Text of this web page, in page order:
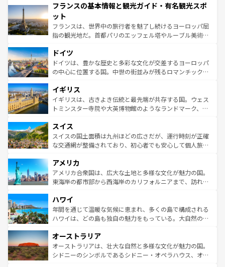
ませてくれるイタリアで、忘れられない旅をしてみよう！
なお、新着のイタリア情報は
しい。
文化が根付くこの国では、情熱的なフラメンコ、熱気あふ
れる闘牛、そして美味しいタパスが生活の一部となってい
る。首都マドリードの洗練された雰囲気や、バルセロナの
アートに溢れた街角から、地方では古代ローマ遺跡や中世
せる。地方によって風土や気候が異なるスペインはその個
性で訪れる人を魅了する。 なお、新着のスペイン情報は コ
ンテンツ一覧を参照してほしい。
フランスの基本情報と観光ガイド・有名観光スポ
ット
フランスは、世界中の旅行者を魅了し続けるヨーロッパ屈
指の観光地だ。首都パリのエッフェル塔やルーブル美術館
で、幅広い魅力が詰まっている。華麗な宮殿、歴史的な大
聖堂、美しいビーチ、そして豊かな自然が、訪れる者を心
から魅了する。また、フランスは美食の国としても知ら
いる。シャンパンの発祥地であるランス、プロヴァンスの
香り高いラベンダー畑など、多彩な楽しみ方が可能だ。さ
らに、パリ以外の地域にも魅力が溢れており、どの街角に
れる地方に足を運ぶとそれぞれで全く異なる文化を体験で
きるだろう。 なお、新着のフランス情報はコンテンツ一覧
を参照してほしい。
ドイツ
ドイツは、豊かな歴史と多彩な文化が交差するヨーロッパ
の中心に位置する国。中世の街並みが残るロマンチック街
顔を持つこの国は、どこを歩いても飽きることがない。ベ
ルリンの文化的活気、バイエルン州のアルプスの絶景、そ
してライン川沿いのワイン畑といった風景は必見。ビール
は、お酒好きな人にはぜひ体験してほしい。 なお、新着の
ドイツ情報はコンテンツ一覧を参照してほしい。
イギリス
イギリスは、古きよき伝統と最先端が共存する国。ウェス
トミンスター寺院や大英博物館のようなランドマーク、歴
リアごとに異なる魅力がある。また、優雅なアフタヌーン
ティー、ビール好きにはたまらない英国パブ、サッカー観
戦など、本場だからこそできる体験も豊富。イギリスを旅
ンツ一覧を参照してほしい。
スイス
スイスの国土面積は九州ほどの広さだが、運行時刻が正確
な交通網が整備されており、初心者でも安心して個人旅行
の建物がそのまま残る町や、スイスならではのユニークな
博物館もあり、アルプス観光だけでなく町歩きも満喫する
ことができる。国民の所得が高いため物価も高いが、旅行
ば市内交通費無料で観光を楽しむこともできる。 なお、新
着のスイス情報はコンテンツ一覧 を参照してほしい。
アメリカ
アメリカ合衆国は、広大な土地と多様な文化が魅力の国。
東海岸の都市部から西海岸のカリフォルニアまで、訪れる
のような巨大都市は、観光、ショッピング、エンターテイ
ンメントが詰まった刺激的なスポットだ。一方、アメリカ
西部には大自然が広がり、グランドキャニオンやイエロー
部のニューオーリンズでは、音楽と美食が融合した独特の
文化が魅力。旅行者はアメリカの各地域で異なる魅力を楽
しみながら、その多様性と豊かな歴史を感じることができ
ハワイ
年間を通じて温暖な気候に恵まれ、多くの島で構成される
ハワイは、どの島も独自の魅力をもっている。大自然の神
ワイ島は見逃せない。また、定番の観光地といえばオアフ
島だが、静かな自然を求めるならマウイ島やカウアイ島が
おすすめ。エメラルドグリーンに輝く海をはじめ、豊かな
オーストラリア
オーストラリアは、壮大な自然と多様な文化が魅力の国。
シドニーのシンボルであるシドニー・オペラハウス、オー